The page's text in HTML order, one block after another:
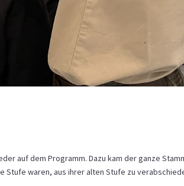
auf dem Programm. Dazu kam der ganze
Stufe waren, aus ihrer alten Stufe zu